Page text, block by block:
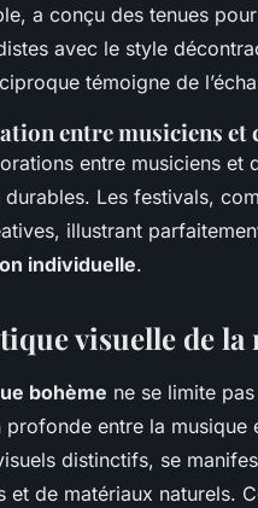
a conçu des tenues
avec le style
témoigne de
entre musiciens et
entre musiciens et
durables. Les festivals,
illustrant
individuelle.
visuelle de
bohème ne se limite
profonde entre la musique
distinctifs, se
et de matériaux naturels.